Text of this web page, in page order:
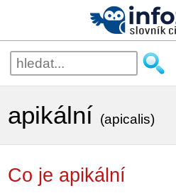
apikální (apicalis)
Co je apikální